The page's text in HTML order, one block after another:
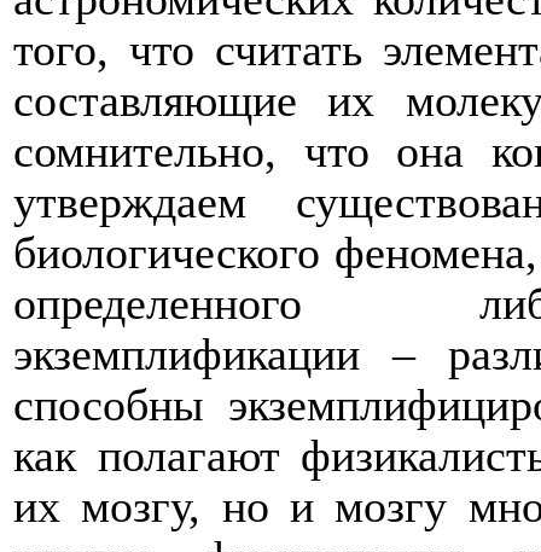
того, что считать
составляющие их
сомнительно, что она
утверждаем
биологического
определенного
экземплификации –
способны
как полагают
их мозгу, но и мозгу